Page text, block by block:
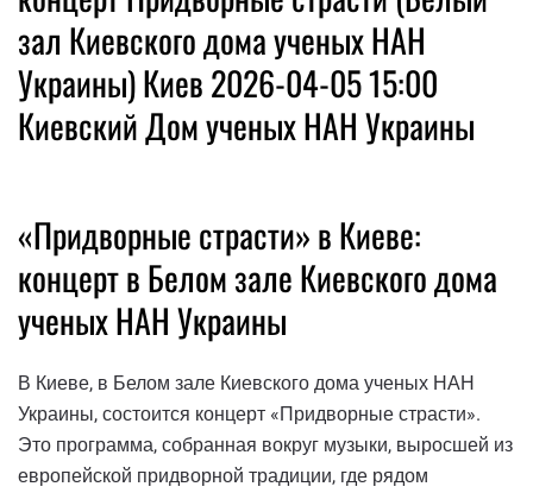
зал Киевского дома ученых НАН
Украины) Киев 2026-04-05 15:00
Киевский Дом ученых НАН Украины
«Придворные страсти» в Киеве:
концерт в Белом зале Киевского дома
ученых НАН Украины
В Киеве, в Белом зале Киевского дома ученых НАН
Украины, состоится концерт «Придворные страсти».
Это программа, собранная вокруг музыки, выросшей из
европейской придворной традиции, где рядом